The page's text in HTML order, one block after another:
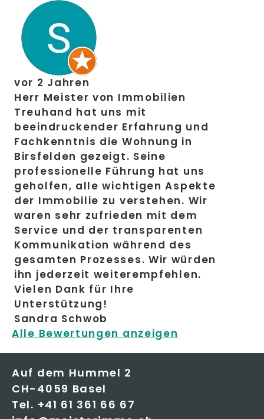
vor 2 Jahren
Herr Meister von Immobilien
Treuhand hat uns mit
beeindruckender Erfahrung und
Fachkenntnis die Wohnung in
Birsfelden gezeigt. Seine
professionelle Führung hat uns
geholfen, alle wichtigen Aspekte
der Immobilie zu verstehen. Wir
waren sehr zufrieden mit dem
Service und der transparenten
Kommunikation während des
gesamten Prozesses. Wir würden
ihn jederzeit weiterempfehlen.
Vielen Dank für Ihre
Unterstützung!
Sandra Schwob
Alle Bewertungen anzeigen
Auf dem Hummel 2
CH-4059 Basel
Tel. +41 61 361 66 67